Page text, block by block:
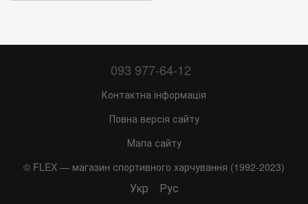
093 977-64-12
Контактна інформація
Повна версія сайту
Мапа сайту
© FLEX — магазин спортивного харчування (1992-2023)
Укр Рус